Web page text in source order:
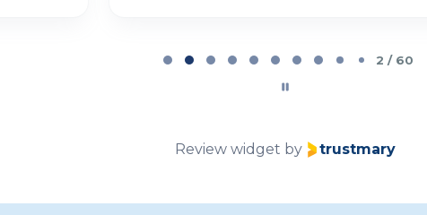
2 / 60
Review widget by trustmary